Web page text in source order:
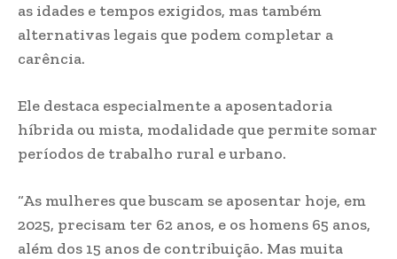
as idades e tempos exigidos, mas também
alternativas legais que podem completar a
carência.
Ele destaca especialmente a aposentadoria
híbrida ou mista, modalidade que permite somar
períodos de trabalho rural e urbano.
“As mulheres que buscam se aposentar hoje, em
2025, precisam ter 62 anos, e os homens 65 anos,
além dos 15 anos de contribuição. Mas muita